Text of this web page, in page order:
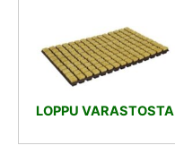
LOPPU VARASTOSTA